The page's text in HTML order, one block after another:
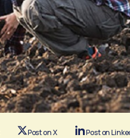
Post on X Post on